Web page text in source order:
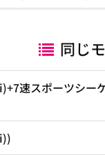
同じ
速スポーツシー